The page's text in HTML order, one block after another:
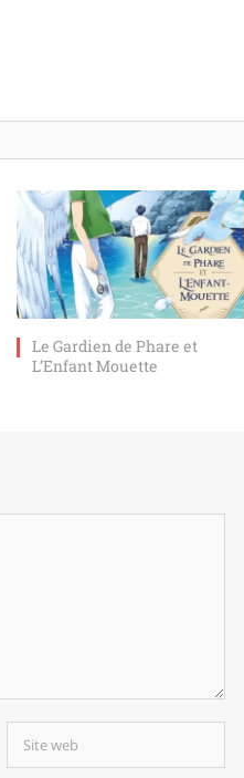
Le Gardien de Phare et
L’Enfant Mouette